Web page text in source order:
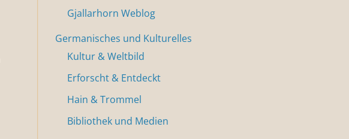
Gjallarhorn Weblog
Germanisches und Kulturelles
Kultur & Weltbild
Erforscht & Entdeckt
Hain & Trommel
Bibliothek und Medien